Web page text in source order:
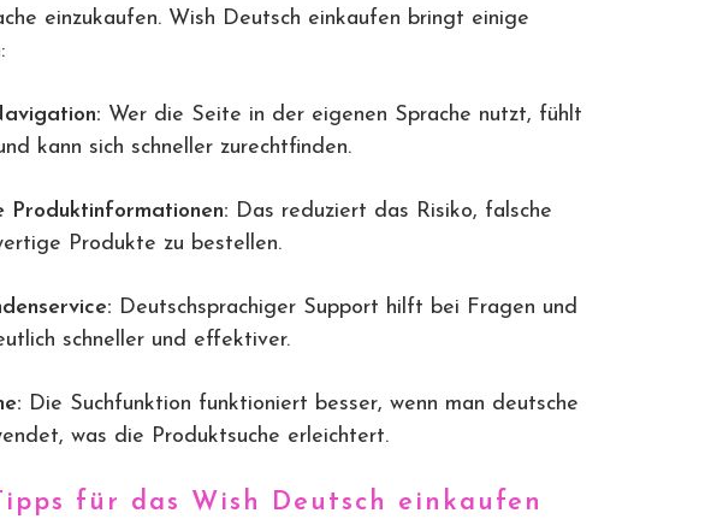
einzukaufen. Wish Deutsch einkaufen bringt einige
Wer die Seite in der eigenen Sprache nutzt, fühlt
kann sich schneller zurechtfinden.
Produktinformationen: Das reduziert das Risiko, falsche
Produkte zu bestellen.
Deutschsprachiger Support hilft bei Fragen und
schneller und effektiver.
Die Suchfunktion funktioniert besser, wenn man deutsche
was die Produktsuche erleichtert.
für das Wish Deutsch einkaufen